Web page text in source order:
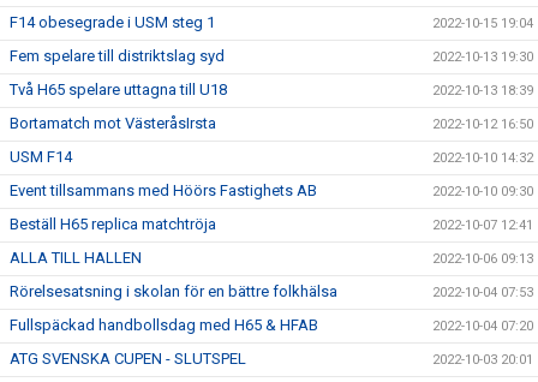
F14 obesegrade i USM steg 1 2022-10-15 19:04
Fem spelare till distriktslag syd 2022-10-13 19:30
Två H65 spelare uttagna till U18 2022-10-13 18:39
Bortamatch mot VästeråsIrsta 2022-10-12 16:50
USM F14 2022-10-10 14:32
Event tillsammans med Höörs Fastighets AB 2022-10-10 09:30
Beställ H65 replica matchtröja 2022-10-07 12:41
ALLA TILL HALLEN 2022-10-06 09:13
Rörelsesatsning i skolan för en bättre folkhälsa 2022-10-04 07:53
Fullspäckad handbollsdag med H65 & HFAB 2022-10-04 07:20
ATG SVENSKA CUPEN - SLUTSPEL 2022-10-03 20:01